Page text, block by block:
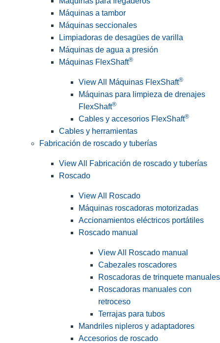
Máquinas a tambor
Máquinas seccionales
Limpiadoras de desagües de varilla
Máquinas de agua a presión
Máquinas FlexShaft®
View All Máquinas FlexShaft®
Máquinas para limpieza de drenajes
FlexShaft®
Cables y accesorios FlexShaft®
Cables y herramientas
Fabricación de roscado y tuberías
View All Fabricación de roscado y tuberías
Roscado
View All Roscado
Máquinas roscadoras motorizadas
Accionamientos eléctricos portátiles
Roscado manual
View All Roscado manual
Cabezales roscadores
Roscadoras de trinquete manuales
Roscadoras manuales con
retroceso
Terrajas para tubos
Mandriles nipleros y adaptadores
Accesorios de roscado